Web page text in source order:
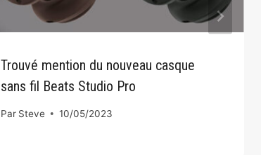
Trouvé mention du nouveau casque
sans fil Beats Studio Pro
Par Steve 10/05/2023